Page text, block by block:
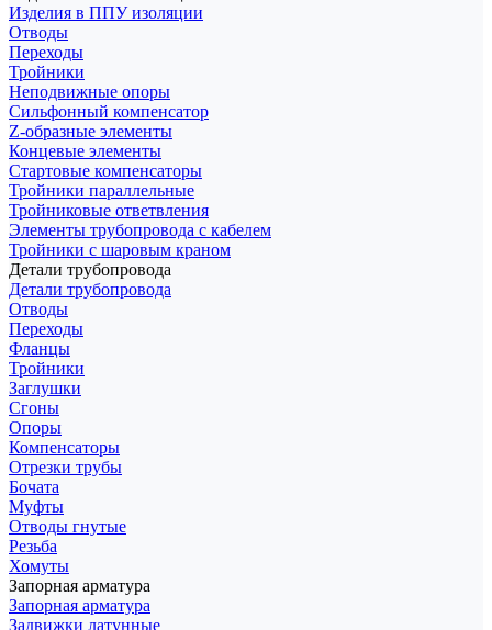
Изделия в ППУ изоляции
Отводы
Переходы
Тройники
Неподвижные опоры
Cильфонный компенсатор
Z-образные элементы
Концевые элементы
Стартовые компенсаторы
Тройники параллельные
Тройниковые ответвления
Элементы трубопровода с кабелем
Тройники с шаровым краном
Детали трубопровода
Детали трубопровода
Отводы
Переходы
Фланцы
Тройники
Заглушки
Сгоны
Опоры
Компенсаторы
Отрезки трубы
Бочата
Муфты
Отводы гнутые
Резьба
Хомуты
Запорная арматура
Запорная арматура
Задвижки латунные